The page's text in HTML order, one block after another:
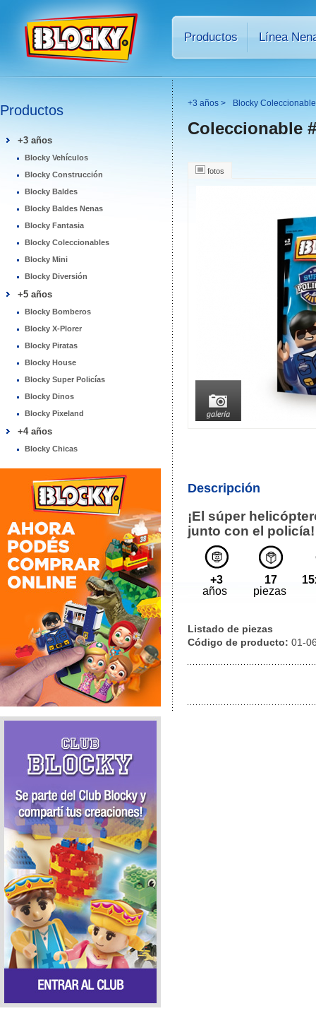
Productos Línea
Productos
+3 años
Blocky Vehículos
Blocky Construcción
Blocky Baldes
Blocky Baldes Nenas
Blocky Fantasia
Blocky Coleccionables
Blocky Mini
Blocky Diversión
+5 años
Blocky Bomberos
Blocky X-Plorer
Blocky Piratas
Blocky House
Blocky Super Policías
Blocky Dinos
Blocky Pixeland
+4 años
Blocky Chicas
+3 años > Blocky
Coleccionable
fotos
Descripción
¡El súper
junto con el
+3
años
17
piezas
Listado de piezas
Código de producto: 01-